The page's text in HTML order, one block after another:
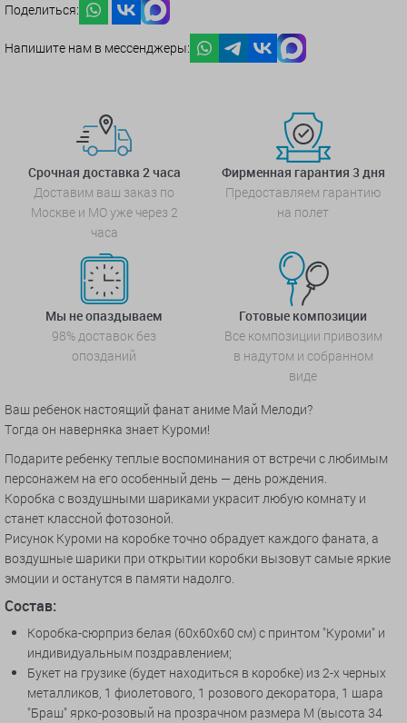
Поделиться:
Напишите нам в мессенджеры:
Срочная доставка 2 часа
Доставим ваш заказ по
Москве и МО уже через 2
часа
Фирменная гарантия 3 дня
Предоставляем гарантию
на полет
Мы не опаздываем
98% доставок без
опозданий
Готовые композиции
Все композиции привозим
в надутом и собранном
виде
Ваш ребенок настоящий фанат аниме Май Мелоди?
Тогда он наверняка знает Куроми!
Подарите ребенку теплые воспоминания от встречи с любимым
персонажем на его особенный день — день рождения.
Коробка с воздушными шариками украсит любую комнату и
станет классной фотозоной.
Рисунок Куроми на коробке точно обрадует каждого фаната, а
воздушные шарики при открытии коробки вызовут самые яркие
эмоции и останутся в памяти надолго.
Состав:
Коробка-сюрприз белая (60х60х60 см) с принтом "Куроми" и
индивидуальным поздравлением;
Букет на грузике (будет находиться в коробке) из 2-х черных
металликов, 1 фиолетового, 1 розового декоратора, 1 шара
"Браш" ярко-розовый на прозрачном размера М (высота 34